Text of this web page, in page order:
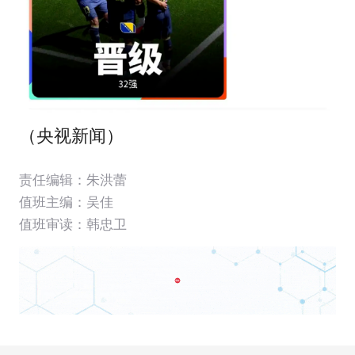
（央视新闻）
责任编辑：朱洪蕾
值班主编： 吴佳
值班审读：韩忠卫